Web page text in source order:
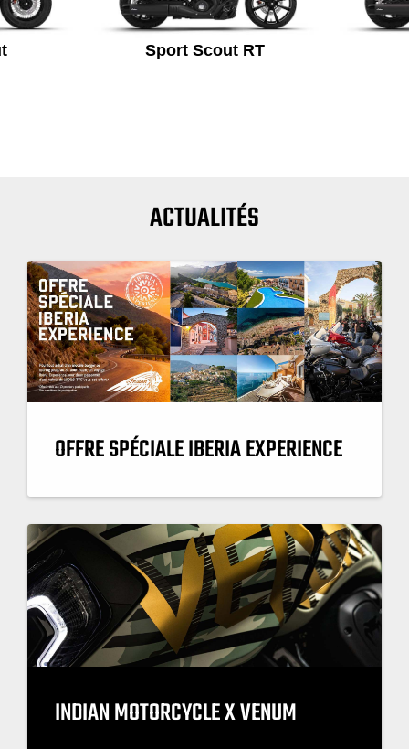
Sport Scout RT
ACTUALITÉS
OFFRE SPÉCIALE IBERIA EXPERIENCE
INDIAN MOTORCYCLE X VENUM